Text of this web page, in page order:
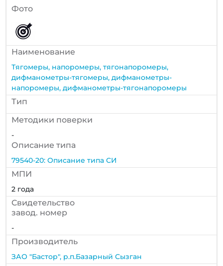
Фото
Наименование
Тягомеры, напоромеры, тягонапоромеры,
дифманометры-тягомеры, дифманометры-
напоромеры, дифманометры-тягонапоромеры
Тип
Методики поверки
-
Описание типа
79540-20: Описание типа СИ
МПИ
2 года
Cвидетельство
завод. номер
-
Производитель
ЗАО "Бастор", р.п.Базарный Сызган